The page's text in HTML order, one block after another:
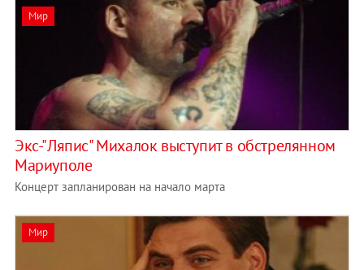
Мир
Экс-"Ляпис" Михалок выступит в обстрелянном
Мариуполе
Концерт запланирован на начало марта
Мир